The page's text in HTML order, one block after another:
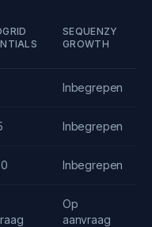
SEQUENZY
GROWTH
Inbegrepen
Inbegrepen
Inbegrepen
Op
aanvraag